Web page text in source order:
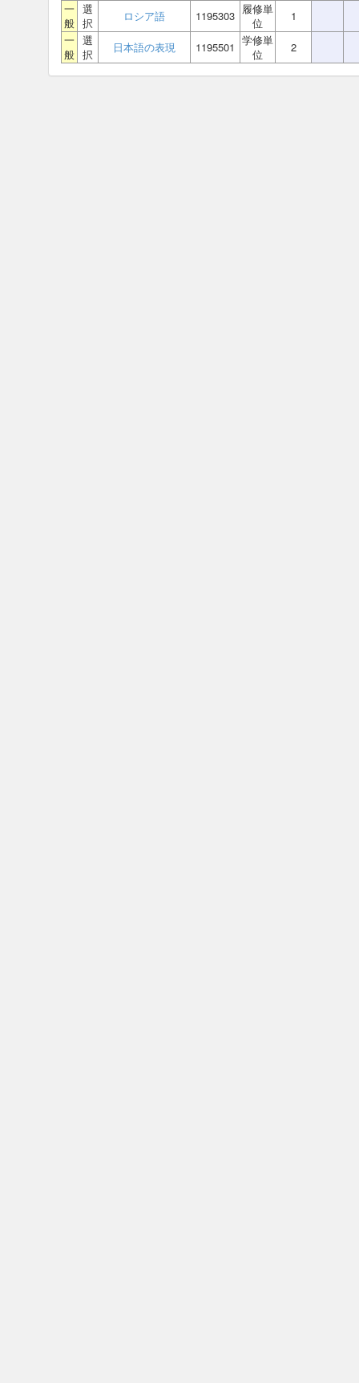
一
般
選
択
ロシア語 1195303 履修単
位
1
一
般
選
択
日本語の表現 1195501 学修単
位
2